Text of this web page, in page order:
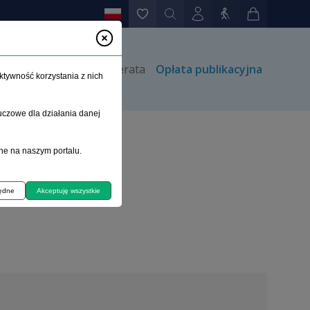
Kontakt Prenumerata Opłata publikacyjna
korzystania z nich
dla działania danej
na naszym portalu.
Akceptuję wszystkie